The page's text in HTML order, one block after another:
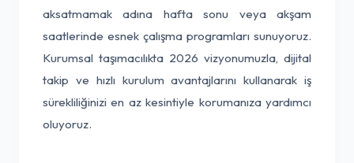
aksatmamak adına hafta sonu veya akşam
saatlerinde esnek çalışma programları sunuyoruz.
Kurumsal taşımacılıkta 2026 vizyonumuzla, dijital
takip ve hızlı kurulum avantajlarını kullanarak iş
sürekliliğinizi en az kesintiyle korumanıza yardımcı
oluyoruz.